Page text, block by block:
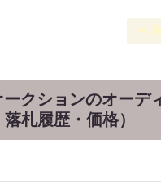
➡︎
クションのオーデ
落札履歴・価格）